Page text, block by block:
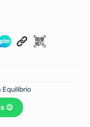
Equilibrio
😉